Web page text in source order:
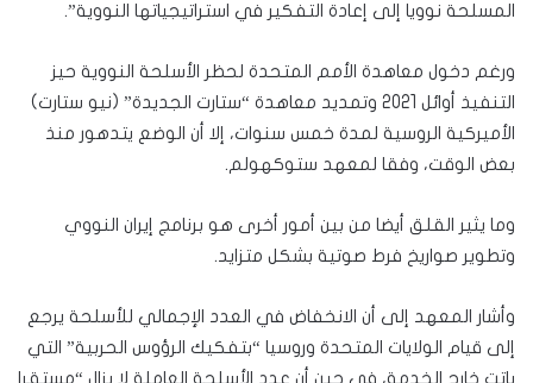
المسلحة نوويا إلى إعادة التفكير في استراتيجياتها النووية”.
ورغم دخول معاهدة الأمم المتحدة لحظر الأسلحة النووية حيز
التنفيذ أوائل 2021 وتمديد معاهدة “ستارت الجديدة” (نيو ستارت)
الأميركية الروسية لمدة خمس سنوات، إلا أن الوضع يتدهور منذ
بعض الوقت، وفقا لمعهد ستوكهولم.
وما يثير القلق أيضا من بين أمور أخرى هو برنامج إيران النووي
وتطوير صواريخ فرط صوتية بشكل متزايد.
وأشار المعهد إلى أن الانخفاض في العدد الإجمالي للأسلحة يرجع
إلى قيام الولايات المتحدة وروسيا “بتفكيك الرؤوس الحربية” التي
باتت خارج الخدمة، في حين أن عدد الأسلحة العاملة لا يزال “مستقرا